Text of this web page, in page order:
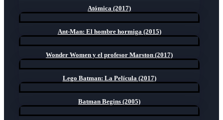
Atómica (2017)
Ant-Man: El hombre hormiga (2015)
Wonder Women y el profesor Marston (2017)
Lego Batman: La Película (2017)
Batman Begins (2005)